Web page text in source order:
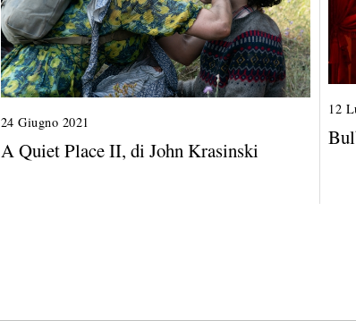
24 Giugno 2021
L
1
A Quiet Place II, di John Krasinski
12